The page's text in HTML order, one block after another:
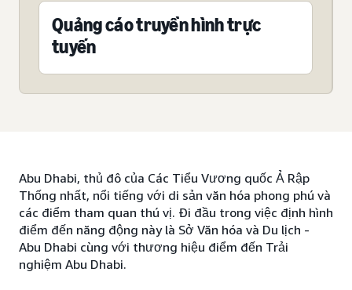
Quảng cáo truyền hình trực
tuyến
Abu Dhabi, thủ đô của Các Tiểu Vương quốc Ả Rập
Thống nhất, nổi tiếng với di sản văn hóa phong phú và
các điểm tham quan thú vị. Đi đầu trong việc định hình
điểm đến năng động này là Sở Văn hóa và Du lịch -
Abu Dhabi cùng với thương hiệu điểm đến Trải
nghiệm Abu Dhabi.